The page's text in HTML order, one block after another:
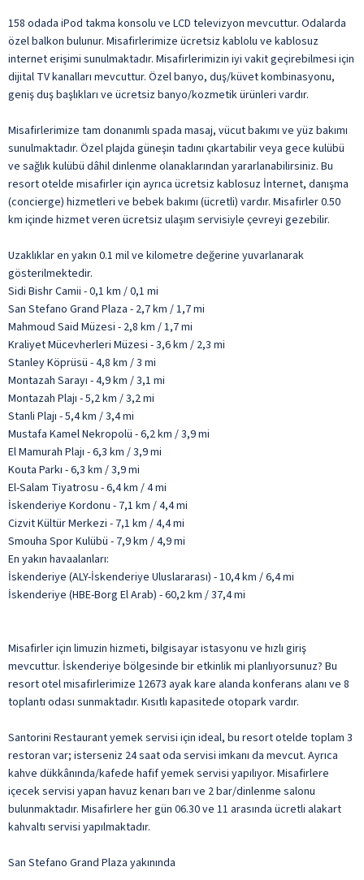
158 odada iPod takma konsolu ve LCD televizyon mevcuttur. Odalarda
özel balkon bulunur. Misafirlerimize ücretsiz kablolu ve kablosuz
internet erişimi sunulmaktadır. Misafirlerimizin iyi vakit geçirebilmesi için
dijital TV kanalları mevcuttur. Özel banyo, duş/küvet kombinasyonu,
geniş duş başlıkları ve ücretsiz banyo/kozmetik ürünleri vardır.
Misafirlerimize tam donanımlı spada masaj, vücut bakımı ve yüz bakımı
sunulmaktadır. Özel plajda güneşin tadını çıkartabilir veya gece kulübü
ve sağlık kulübü dâhil dinlenme olanaklarından yararlanabilirsiniz. Bu
resort otelde misafirler için ayrıca ücretsiz kablosuz İnternet, danışma
(concierge) hizmetleri ve bebek bakımı (ücretli) vardır. Misafirler 0.50
km içinde hizmet veren ücretsiz ulaşım servisiyle çevreyi gezebilir.
Uzaklıklar en yakın 0.1 mil ve kilometre değerine yuvarlanarak
gösterilmektedir.
Sidi Bishr Camii - 0,1 km / 0,1 mi
San Stefano Grand Plaza - 2,7 km / 1,7 mi
Mahmoud Said Müzesi - 2,8 km / 1,7 mi
Kraliyet Mücevherleri Müzesi - 3,6 km / 2,3 mi
Stanley Köprüsü - 4,8 km / 3 mi
Montazah Sarayı - 4,9 km / 3,1 mi
Montazah Plajı - 5,2 km / 3,2 mi
Stanli Plajı - 5,4 km / 3,4 mi
Mustafa Kamel Nekropolü - 6,2 km / 3,9 mi
El Mamurah Plajı - 6,3 km / 3,9 mi
Kouta Parkı - 6,3 km / 3,9 mi
El-Salam Tiyatrosu - 6,4 km / 4 mi
İskenderiye Kordonu - 7,1 km / 4,4 mi
Cizvit Kültür Merkezi - 7,1 km / 4,4 mi
Smouha Spor Kulübü - 7,9 km / 4,9 mi
En yakın havaalanları:
İskenderiye (ALY-İskenderiye Uluslararası) - 10,4 km / 6,4 mi
İskenderiye (HBE-Borg El Arab) - 60,2 km / 37,4 mi
Misafirler için limuzin hizmeti, bilgisayar istasyonu ve hızlı giriş
mevcuttur. İskenderiye bölgesinde bir etkinlik mi planlıyorsunuz? Bu
resort otel misafirlerimize 12673 ayak kare alanda konferans alanı ve 8
toplantı odası sunmaktadır. Kısıtlı kapasitede otopark vardır.
Santorini Restaurant yemek servisi için ideal, bu resort otelde toplam 3
restoran var; isterseniz 24 saat oda servisi imkanı da mevcut. Ayrıca
kahve dükkânında/kafede hafif yemek servisi yapılıyor. Misafirlere
içecek servisi yapan havuz kenarı barı ve 2 bar/dinlenme salonu
bulunmaktadır. Misafirlere her gün 06.30 ve 11 arasında ücretli alakart
kahvaltı servisi yapılmaktadır.
San Stefano Grand Plaza yakınında